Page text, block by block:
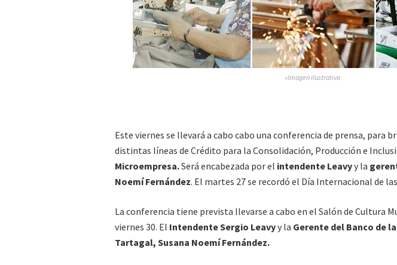
»Imagen ilustrativa
Este viernes se llevará a cabo cabo una conferencia de prensa, para
distintas líneas de Crédito para la Consolidación, Producción e
Microempresa.Será encabezada por el intendente Leavyy la
Noemí Fernández. El martes 27 se recordó el Día Internacional de
La conferencia tiene prevista llevarse a cabo en el Salón de Cultura
viernes 30. El Intendente Sergio Leavyy la Gerente del Banco de
Tartagal, Susana Noemí Fernández.